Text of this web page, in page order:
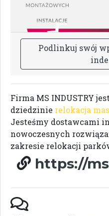
Podlinkuj swój w
inde
Firma MS INDUSTRY
dziedzinie relokacja
Jesteśmy dostawcami
nowoczesnych
zakresie relokacji
https://